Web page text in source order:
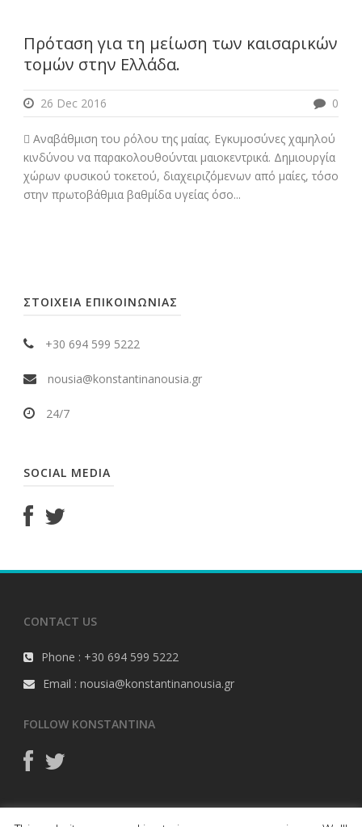
Πρόταση για τη μείωση των καισαρικών
τομών στην Ελλάδα.
26 Dec 2016 0
 Αναβάθμιση του ρόλου της μαίας. Εγκυμοσύνες χαμηλού
κινδύνου να παρακολουθούνται μαιοκεντρικά. Δημιουργία
χώρων φυσικού τοκετού, διαχειριζόμενων από μαίες, τόσο
στην πρωτοβάθμια βαθμίδα υγείας όσο...
ΣΤΟΙΧΕΙΑ ΕΠΙΚΟΙΝΩΝΙΑΣ
+30 694 599 5222
nousia@konstantinanousia.gr
24/7
SOCIAL MEDIA
CONTACT US
Phone : +30 694 599 5222
Email : nousia@konstantinanousia.gr
FOLLOW KONSTANTINA